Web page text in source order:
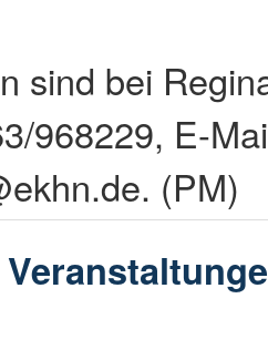
sind bei
968229, E-
(PM)